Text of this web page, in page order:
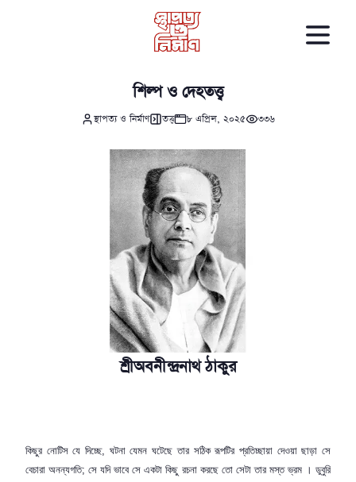
শিল্প ও দেহতত্ত্ব
স্থাপত্য ও নির্মাণ তত্ত্ব ৮ এপ্রিল, ২০২৫ ৩৩৬
শ্রীঅবনীন্দ্রনাথ ঠাকুর
কিছুর নোটিস যে দিচ্ছে, ঘটনা যেমন ঘটেছে তার সঠিক রূপটির প্রতিচ্ছায়া দেওয়া ছাড়া সে
বেচারা অনন্যগতি;সে যদি ভাবে সে একটা কিছু রচনা করছে তো সেটা তার মস্ত ভ্রম । ডুবুরি